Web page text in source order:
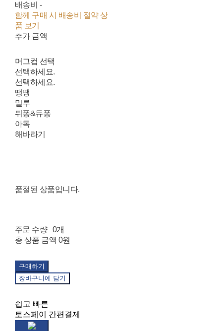
배송비 -
함께 구매 시 배송비 절약 상
품 보기
추가 금액
머그컵 선택
선택하세요.
선택하세요.
땡땡
밀루
뒤퐁&듀퐁
아독
해바라기
품절된 상품입니다.
주문 수량
0개
총 상품 금액 0원
구매하기
장바구니에 담기
쉽고 빠른
토스페이 간편결제